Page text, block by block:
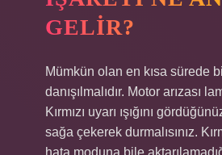
GELIR?
Mümkün olan en kısa sürede
danışılmalıdır. Motor arızası
Kırmızı uyarı ışığını
sağa çekerek durmalısınız.
hata moduna bile